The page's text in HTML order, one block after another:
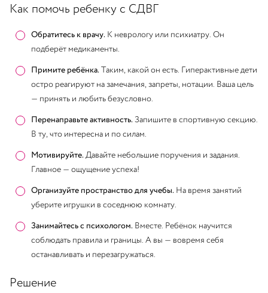
Как помочь ребенку с СДВГ
Обратитесь к врачу. К неврологу или психиатру. Он
подберёт медикаменты.
Примите ребёнка.Таким, какой он есть. Гиперактивные дети
остро реагируют на замечания, запреты, нотации. Ваша цель
— принять и любить безусловно.
Перенаправьте активность.Запишите в спортивную секцию.
В ту, что интересна и по силам.
Мотивируйте.Давайте небольшие поручения и задания.
Главное — ощущение успеха!
Организуйте пространство для учебы. На время занятий
уберите игрушки в соседнюю комнату.
Занимайтесь с психологом. Вместе. Ребёнок научится
соблюдать правила и границы. А вы — вовремя себя
останавливать и перезагружаться.
Решение